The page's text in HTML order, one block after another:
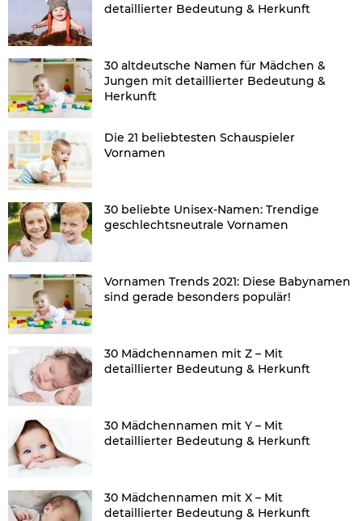
detaillierter Bedeutung & Herkunft
30 altdeutsche Namen für Mädchen &
Jungen mit detaillierter Bedeutung &
Herkunft
Die 21 beliebtesten Schauspieler
Vornamen
30 beliebte Unisex-Namen: Trendige
geschlechtsneutrale Vornamen
Vornamen Trends 2021: Diese Babynamen
sind gerade besonders populär!
30 Mädchennamen mit Z – Mit
detaillierter Bedeutung & Herkunft
30 Mädchennamen mit Y – Mit
detaillierter Bedeutung & Herkunft
30 Mädchennamen mit X – Mit
detaillierter Bedeutung & Herkunft